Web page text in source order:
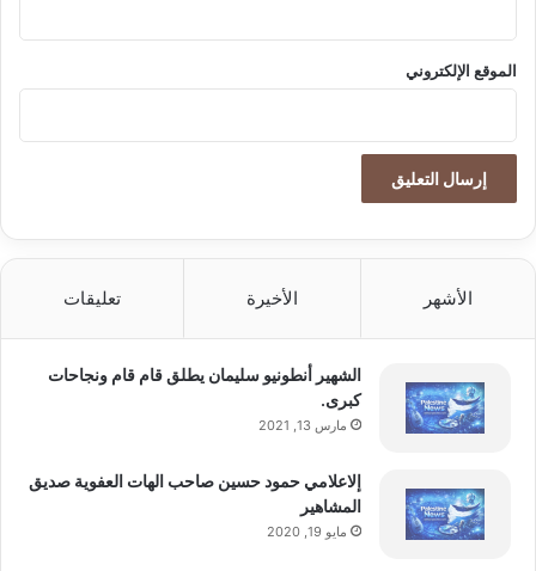
الموقع الإلكتروني
الأشهر الأخيرة تعليقات
الشهير أنطونيو سليمان يطلق قام قام ونجاحات
كبرى.
مارس 13, 2021
إلاعلامي حمود حسين صاحب الهات العفوية صديق
المشاهير
مايو 19, 2020